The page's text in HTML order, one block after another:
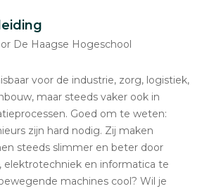
De Haagse Hogeschool
voor de industrie, zorg, logistiek,
maar steeds vaker ook in
Goed om te weten:
zijn hard nodig. Zij maken
steeds slimmer en beter door
en informatica te
machines cool? Wil je